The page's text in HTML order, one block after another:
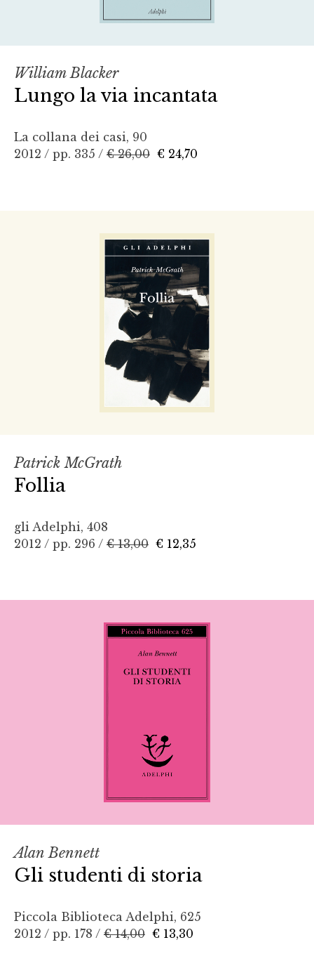
William Blacker
Lungo la via incantata
La collana dei casi, 90
2012 / pp. 335 / € 26,00 € 24,70
Patrick McGrath
Follia
gli Adelphi, 408
2012 / pp. 296 / € 13,00 € 12,35
Alan Bennett
Gli studenti di storia
Piccola Biblioteca Adelphi, 625
2012 / pp. 178 / € 14,00 € 13,30